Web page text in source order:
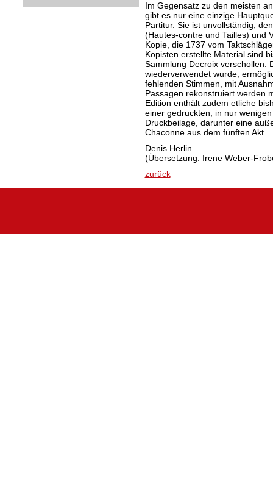
Im Gegensatz zu den meisten
gibt es nur eine einzige
Partitur. Sie ist unvollständig,
(Hautes-contre und Tailles) und
Kopie, die 1737 vom
Kopisten erstellte Material sind
Sammlung Decroix verschollen.
wiederverwendet wurde,
fehlenden Stimmen, mit
Passagen rekonstruiert werden
Edition enthält zudem etliche
einer gedruckten, in nur
Druckbeilage, darunter eine
Chaconne aus dem fünften Akt.
Denis Herlin
(Übersetzung: Irene Weber-
zurück